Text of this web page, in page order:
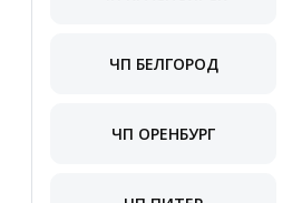
ЧП БЕЛГОРОД
ЧП ОРЕНБУРГ